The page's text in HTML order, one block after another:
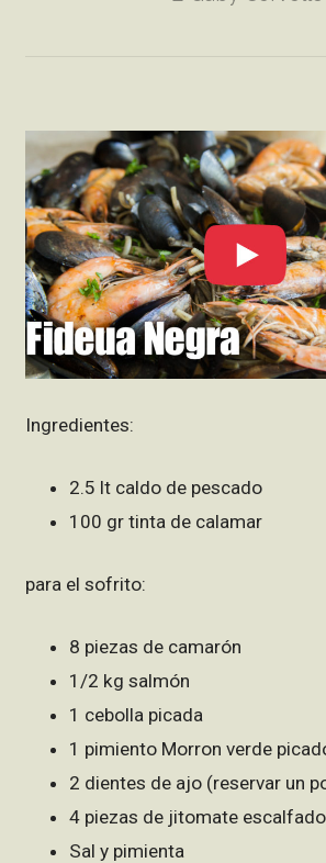
Ingredientes:
2.5 lt caldo de pescado
100 gr tinta de calamar
para el sofrito:
8 piezas de camarón
1/2 kg salmón
1 cebolla picada
1 pimiento Morron verde
2 dientes de ajo (reservar un
4 piezas de jitomate
Sal y pimienta